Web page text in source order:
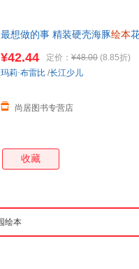
写实，色调浓郁，明暗对比鲜
显出温暖，也使得那一抹光亮
梦想的希望和行动，是走向精
最想做的事 精装硬壳海豚绘本
¥42.44 定价： ¥48.00 (8.85折)
尚居图书专营店
玛莉·布雷比 /长江少儿
收藏